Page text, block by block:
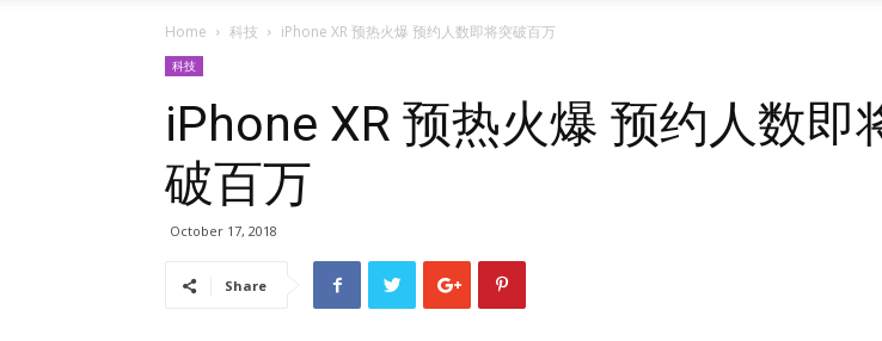
Home 科技 iPhone XR 预热火爆 预约人数即将突破百万
科技
iPhone XR 预热火爆 预约人数即
破百万
October 17, 2018
Share